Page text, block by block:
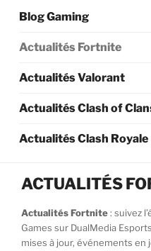
Blog Gaming
Actualités Fortnite
Actualités Valorant
Actualités Clash of
Actualités Clash Royale
ACTUALITÉS
Actualités Fortnite: suivez
Games sur DualMedia
mises à jour, événements